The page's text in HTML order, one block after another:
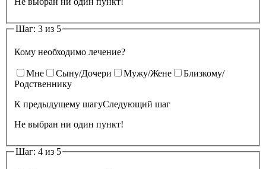
Шаг: 3 из 5
Кому необходимо лечение?
Мне Сыну/Дочери Мужу/Жене
Близкому/
Родственнику
К предыдущему шагуСледующий шаг
Не выбран ни один пункт!
Шаг: 4 из 5